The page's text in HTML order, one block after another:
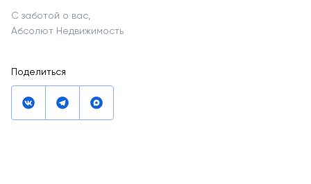
С заботой о вас,
Абсолют Недвижимость
Поделиться